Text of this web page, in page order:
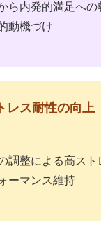
ら内発的満足への
動機づけ
レス耐性の向上
調整による高ス
ーマンス維持